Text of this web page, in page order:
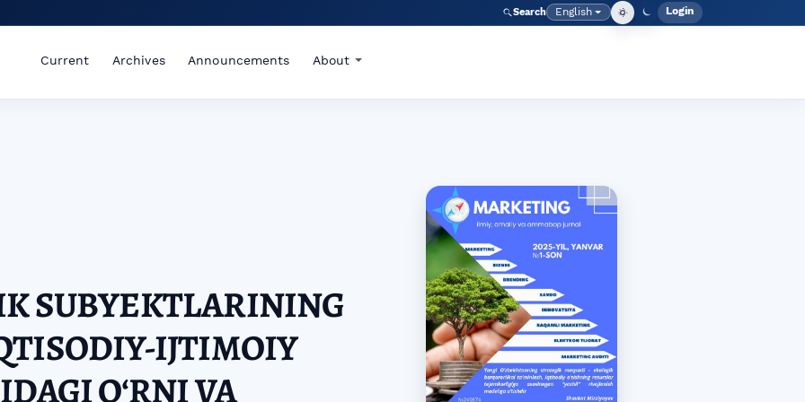
Search Language
English Admin
Login
Current Archives Announcements About
SUBYEKTLARINING
IJTIMOIY
O‘RNI VA